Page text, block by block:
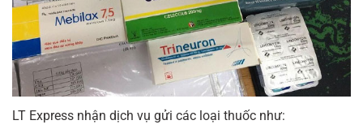
LT Express nhận dịch vụ gửi các loại thuốc như: